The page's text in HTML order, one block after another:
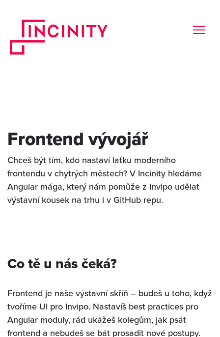
Frontend vývojář
Chceš být tím, kdo nastaví laťku moderního
frontendu v chytrých městech? V Incinity hledáme
Angular mága, který nám pomůže z Invipo udělat
výstavní kousek na trhu i v GitHub repu.
Co tě u nás čeká?
Frontend je naše výstavní skříň – budeš u toho, když
tvoříme UI pro Invipo. Nastavíš best practices pro
Angular moduly, rád ukážeš kolegům, jak psát
frontend a nebudeš se bát prosadit nové postupy.